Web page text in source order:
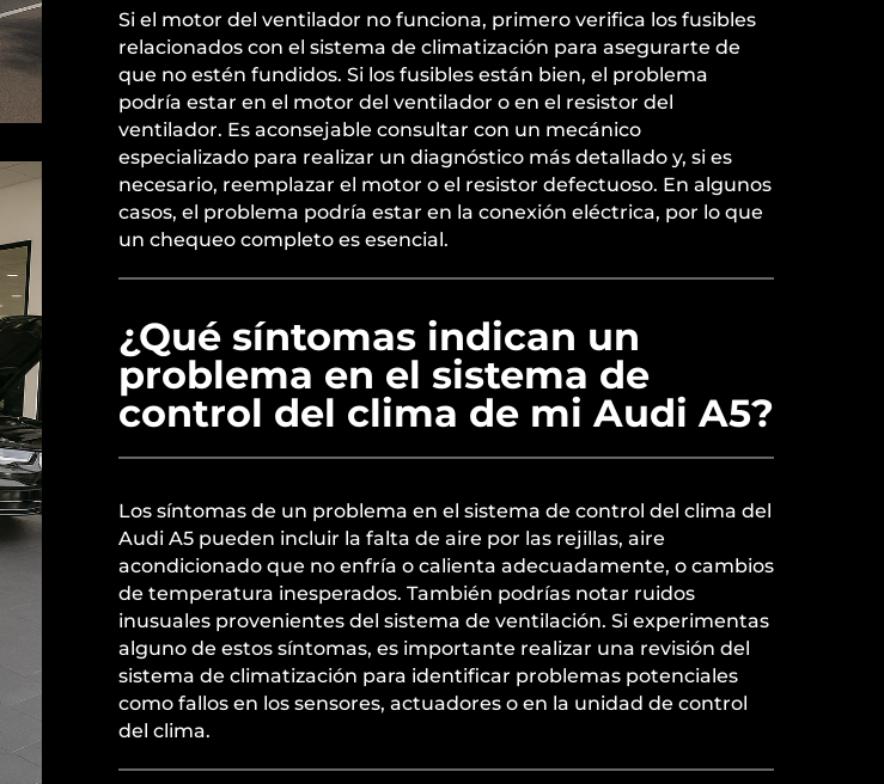
Si el motor del ventilador no funciona, primero verifica los fusibles
relacionados con el sistema de climatización para asegurarte de
que no estén fundidos. Si los fusibles están bien, el problema
podría estar en el motor del ventilador o en el resistor del
ventilador. Es aconsejable consultar con un mecánico
especializado para realizar un diagnóstico más detallado y, si es
necesario, reemplazar el motor o el resistor defectuoso. En algunos
casos, el problema podría estar en la conexión eléctrica, por lo que
un chequeo completo es esencial.
¿Qué síntomas indican un
problema en el sistema de
control del clima de mi Audi A5?
Los síntomas de un problema en el sistema de control del clima del
Audi A5 pueden incluir la falta de aire por las rejillas, aire
acondicionado que no enfría o calienta adecuadamente, o cambios
de temperatura inesperados. También podrías notar ruidos
inusuales provenientes del sistema de ventilación. Si experimentas
alguno de estos síntomas, es importante realizar una revisión del
sistema de climatización para identificar problemas potenciales
como fallos en los sensores, actuadores o en la unidad de control
del clima.